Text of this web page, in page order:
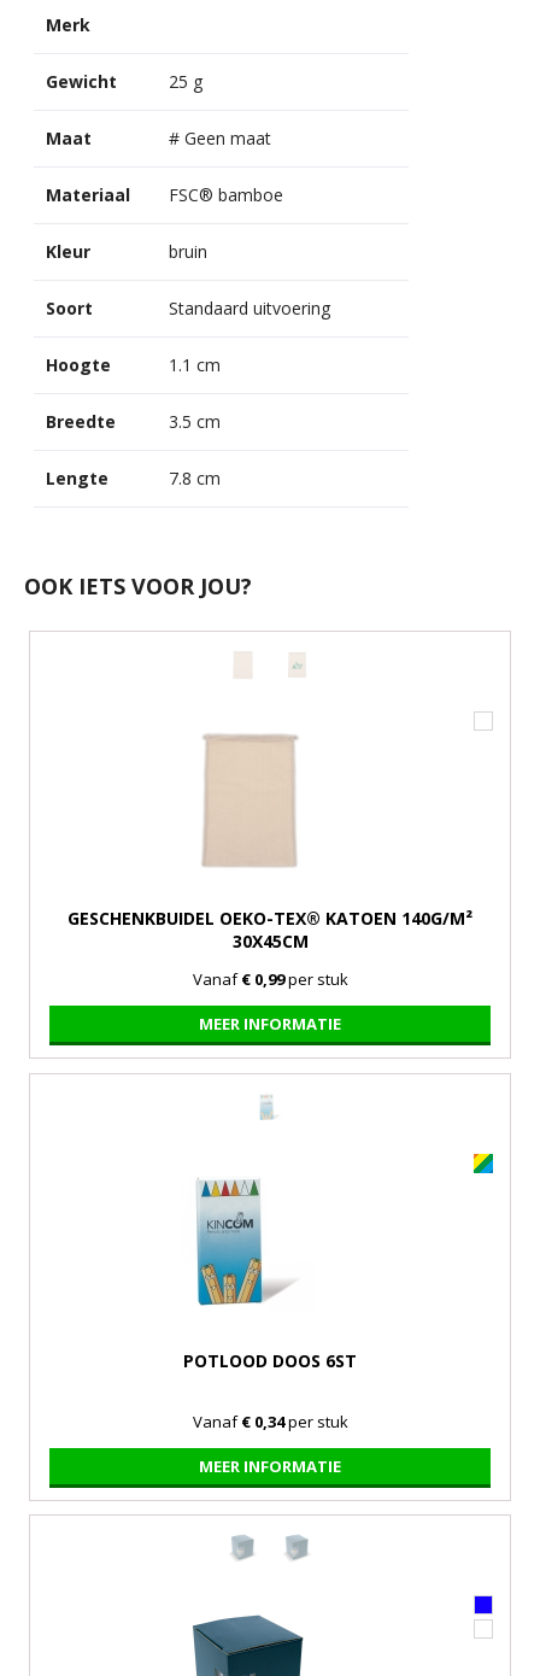
Merk
Gewicht 25 g
Maat # Geen maat
Materiaal FSC® bamboe
Kleur bruin
Soort Standaard uitvoering
Hoogte 1.1 cm
Breedte 3.5 cm
Lengte 7.8 cm
OOK IETS VOOR JOU?
GESCHENKBUIDEL OEKO-TEX® KATOEN 140G/M²
30X45CM
Vanaf€ 0,99per stuk
MEER INFORMATIE
POTLOOD DOOS 6ST
Vanaf€ 0,34per stuk
MEER INFORMATIE